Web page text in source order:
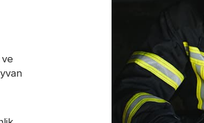
Reflektif Bant Yansıtıcı Malzeme
ve